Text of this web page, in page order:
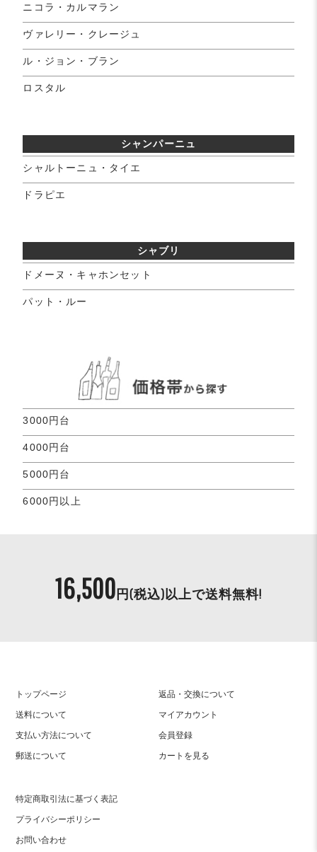
ニコラ・カルマラン
ヴァレリー・クレージュ
ル・ジョン・ブラン
ロスタル
シャンパーニュ
シャルトーニュ・タイエ
ドラピエ
シャブリ
ドメーヌ・キャホンセット
パット・ルー
3000円台
4000円台
5000円台
6000円以上
16,500 円(税込)以上で送料無料!
トップページ
送料について
支払い方法について
郵送について
返品・交換について
マイアカウント
会員登録
カートを見る
特定商取引法に基づく表記
プライバシーポリシー
お問い合わせ